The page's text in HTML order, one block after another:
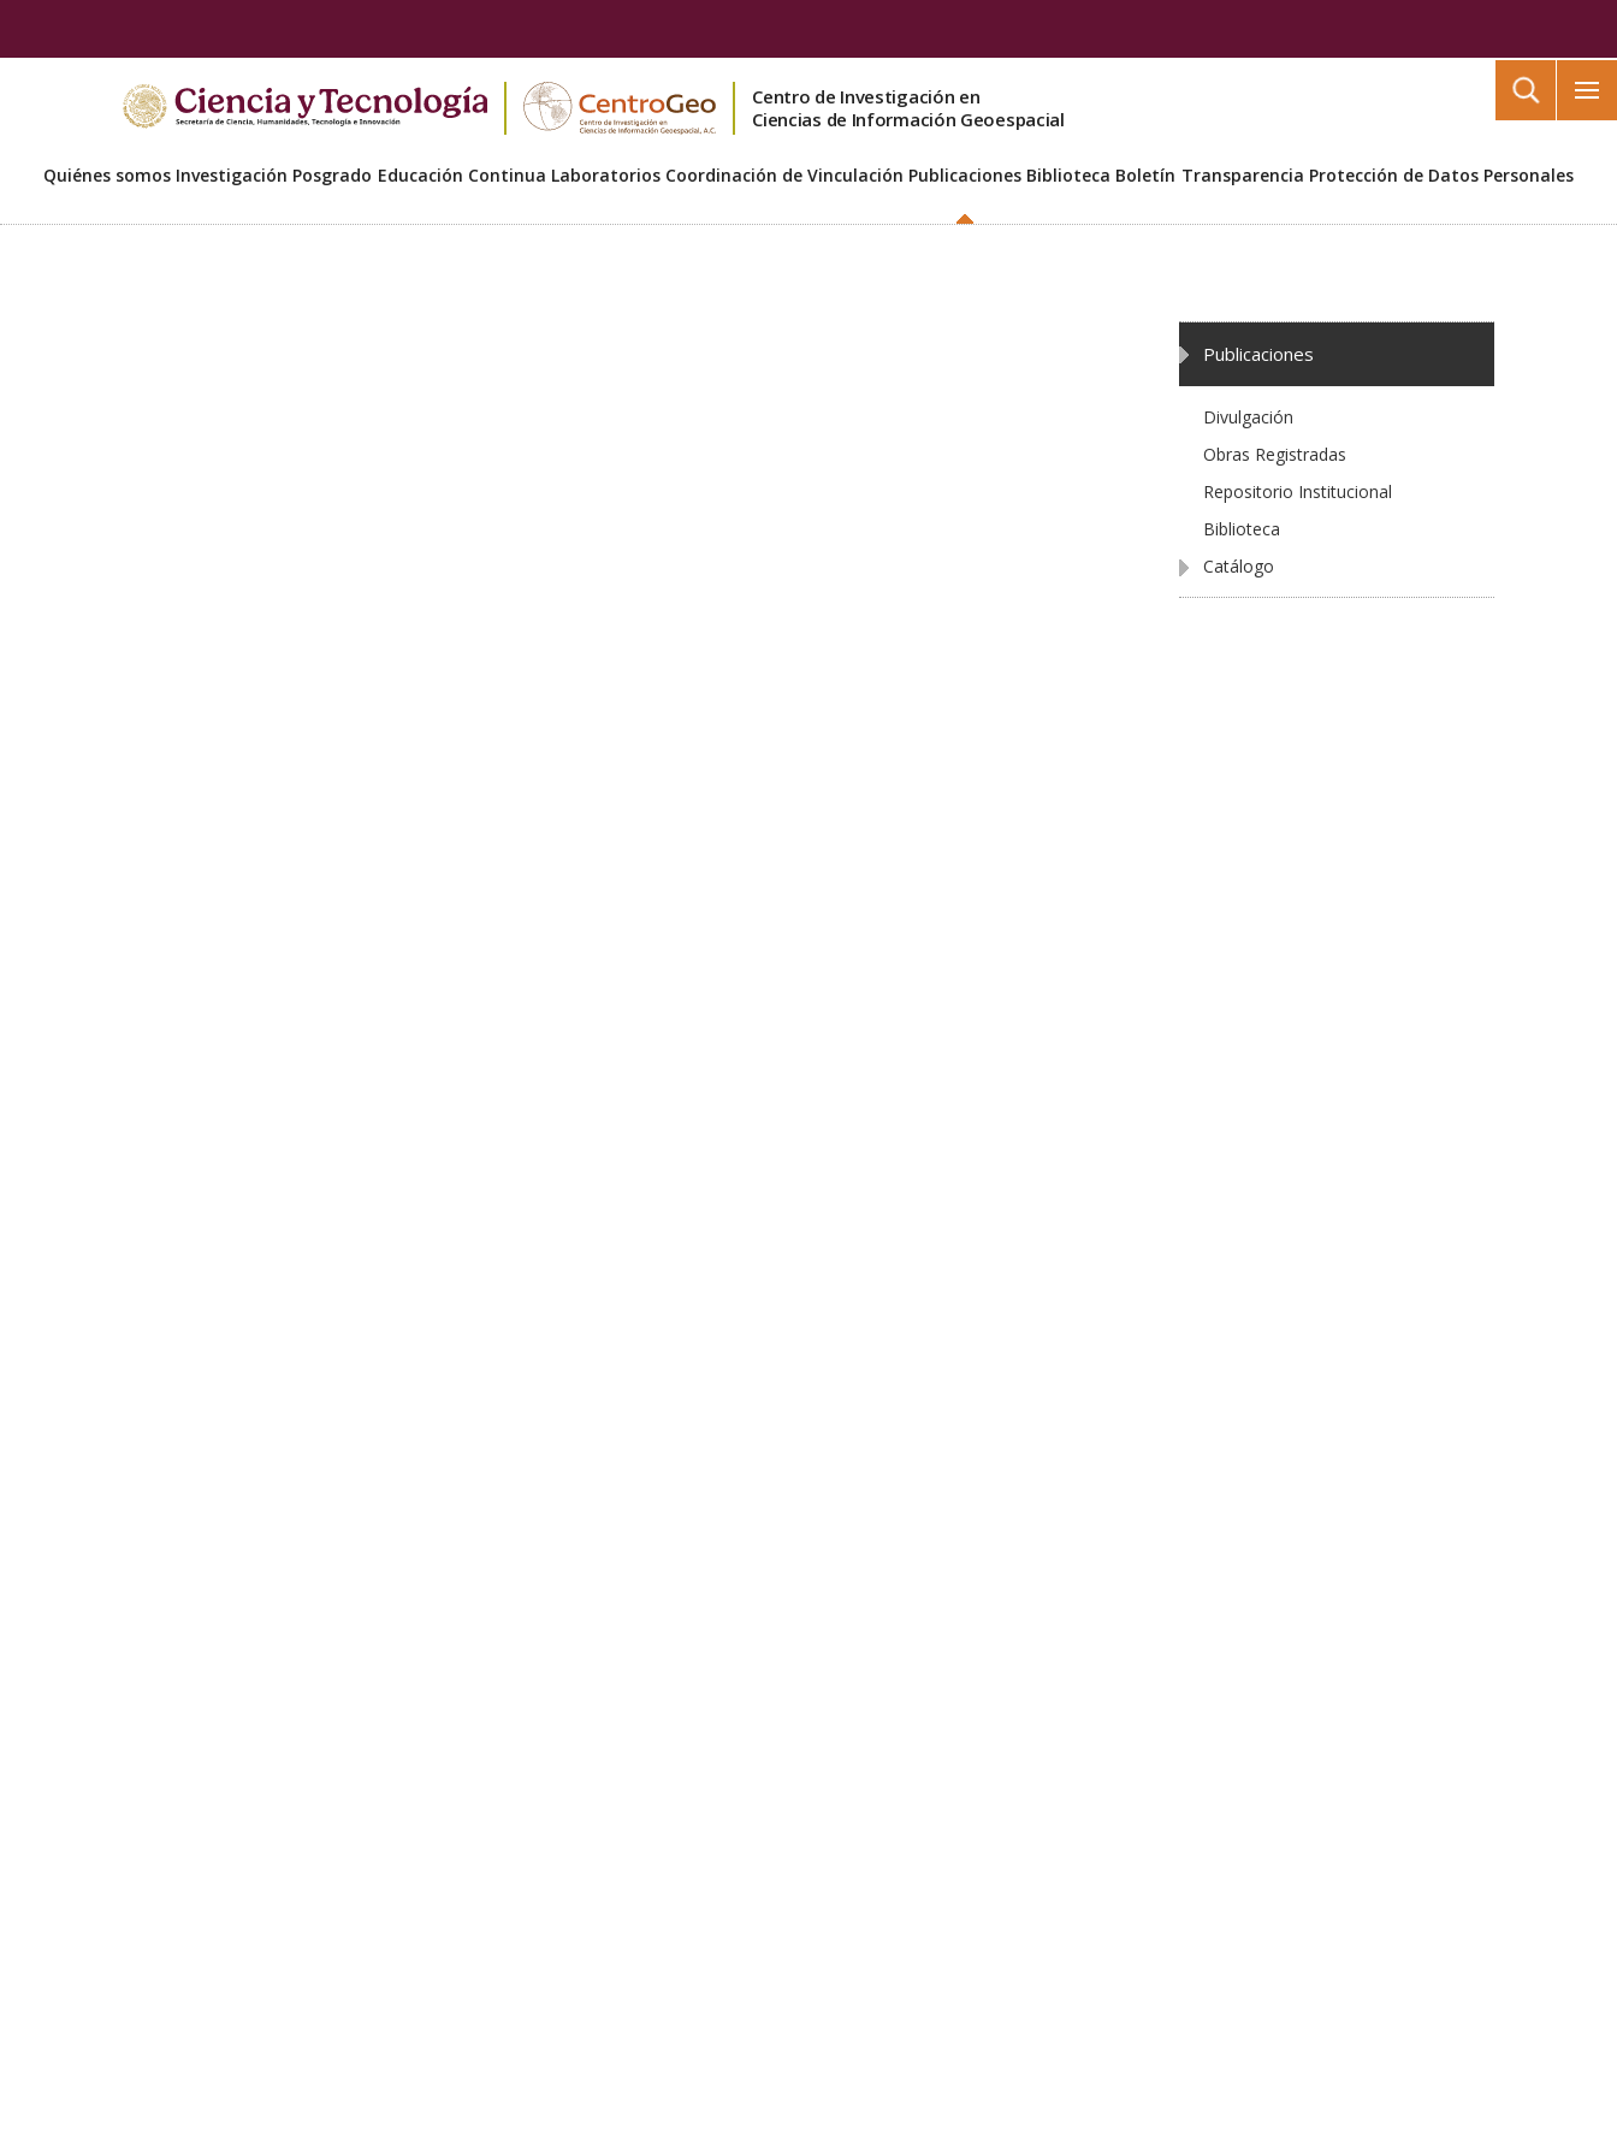
Centro de Investigación en
Ciencias de Información Geoespacial
Quiénes somos Investigación Posgrado Educación Continua Laboratorios Coordinación de Vinculación Publicaciones Biblioteca Boletín Transparencia Protección de Datos Personales
Publicaciones
Divulgación
Obras Registradas
Repositorio Institucional
Biblioteca
Catálogo